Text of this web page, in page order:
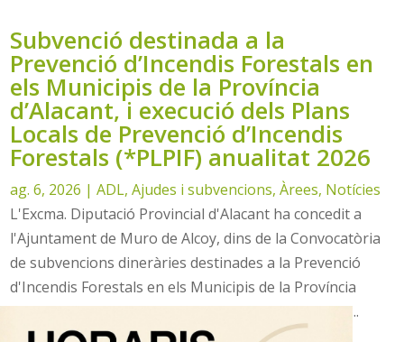
Subvenció destinada a la
Prevenció d’Incendis Forestals en
els Municipis de la Província
d’Alacant, i execució dels Plans
Locals de Prevenció d’Incendis
Forestals (*PLPIF) anualitat 2026
ag. 6, 2026 |ADL,Ajudes i subvencions,Àrees, Notícies
L'Excma. Diputació Provincial d'Alacant ha concedit a
l'Ajuntament de Muro de Alcoy, dins de la Convocatòria
de subvencions dineràries destinades a la Prevenció
d'Incendis Forestals en els Municipis de la Província
d'Alacant, i execució dels Plans Locals de Prevenció...